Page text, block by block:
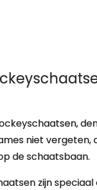
niet
de schaatsbaan.
zijn